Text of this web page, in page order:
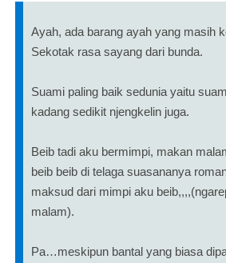
Ayah, ada barang ayah yang masih
Sekotak rasa sayang dari bunda.
Suami paling baik sedunia yaitu
kadang sedikit njengkelin juga.
Beib tadi aku bermimpi, makan
beib beib di telaga suasananya
maksud dari mimpi aku
malam).
Pa…meskipun bantal yang biasa